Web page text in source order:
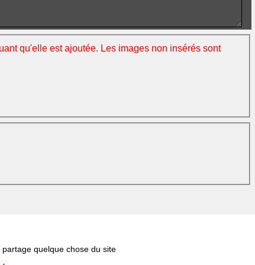
qu'elle est ajoutée. Les images non insérés sont
quelque chose du site